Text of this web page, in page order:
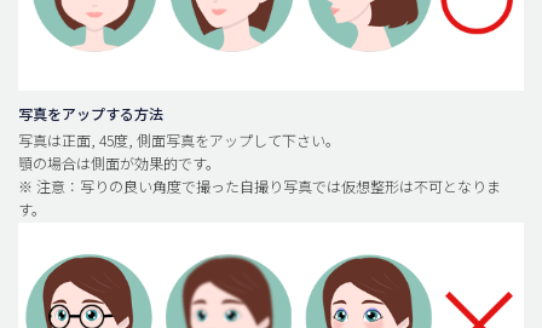
idニュース
安全整形
料金一覧
ご相談のお問い合わせ
写真をアップする方法
写真は正面, 45度, 側面写真をアップして下さい。
顎の場合は側面が効果的です。
※ 注意：写りの良い角度で撮った自撮り写真では仮想整形は不可となりま
す。